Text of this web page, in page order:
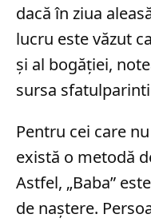
dacă în ziua
lucru este văzut
și al bogăției,
sursa
Pentru cei care
există o metodă
Astfel, „Baba”
de naștere.